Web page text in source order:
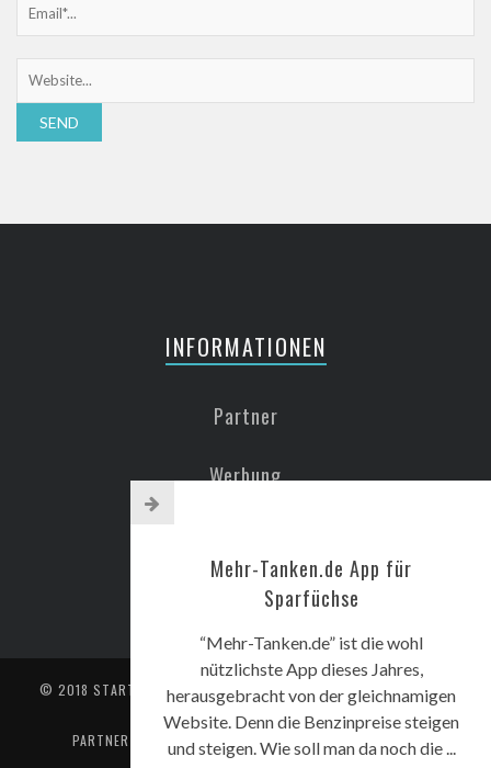
Mehr-Tanken.de App für
Sparfüchse
“Mehr-Tanken.de” ist die wohl
nützlichste App dieses Jahres,
herausgebracht von der gleichnamigen
Website. Denn die Benzinpreise steigen
und steigen. Wie soll man da noch die ...
INFORMATIONEN
Partner
Werbung
Kontakt
© 2018 STARTSTORIES.DE· REALISIERUNG UND KONZEPTBE-ON!
· ALLE RECHTE VORBEHALTEN
PARTNER
WERBEN KONTAKT
DATENSCHUTZ
IMPRESSUM